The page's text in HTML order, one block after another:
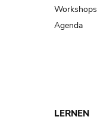
Workshops
Agenda
LERNEN